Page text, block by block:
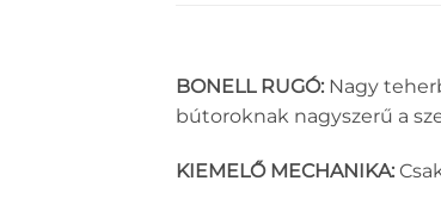
BONELL RUGÓ: Nagy
bútoroknak nagyszerű a
KIEMELŐ MECHANIKA: